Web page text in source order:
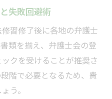
失敗回避術
習修了後に各地の弁護士
類を揃え、弁護士会の登
クを受けることが推奨さ
階で必要となるため、費
う。